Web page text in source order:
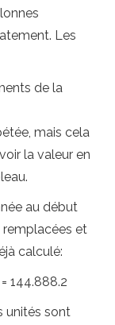
Les
de la
mais cela
la valeur en
au début
remplacées et
calculé:
144.888.2
unités sont